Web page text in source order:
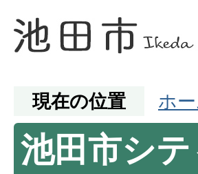
現在の位置 ホ
池田市シ